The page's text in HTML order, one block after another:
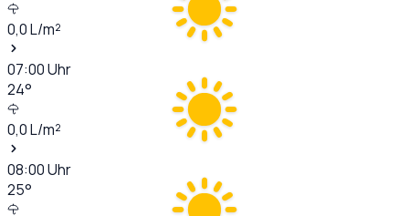
0,0L/m²
07:00Uhr
24°
0,0L/m²
08:00Uhr
25°